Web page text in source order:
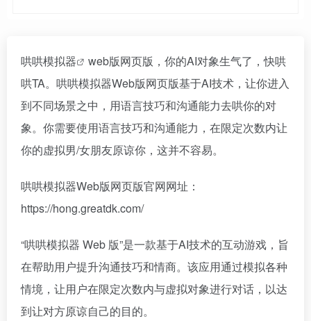
哄哄模拟器
web版网页版，你的AI对象生气了，快哄
哄TA。哄哄模拟器Web版网页版基于AI技术，让你进入
到不同场景之中，用语言技巧和沟通能力去哄你的对
象。你需要使用语言技巧和沟通能力，在限定次数内让
你的虚拟男/女朋友原谅你，这并不容易。
哄哄模拟器Web版网页版官网网址：
https://hong.greatdk.com/
“哄哄模拟器 Web 版”是一款基于AI技术的互动游戏，旨
在帮助用户提升沟通技巧和情商。该应用通过模拟各种
情境，让用户在限定次数内与虚拟对象进行对话，以达
到让对方原谅自己的目的。